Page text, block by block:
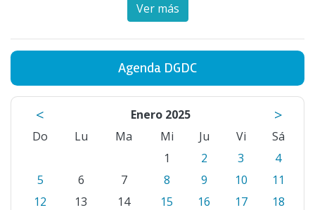
Ver más
Agenda DGDC
< Enero 2025 >
Do Lu Ma Mi Ju Vi
Sá
1
2 3
4
5
6 7 8 9 10
11
12
13 14 15 16 17
18